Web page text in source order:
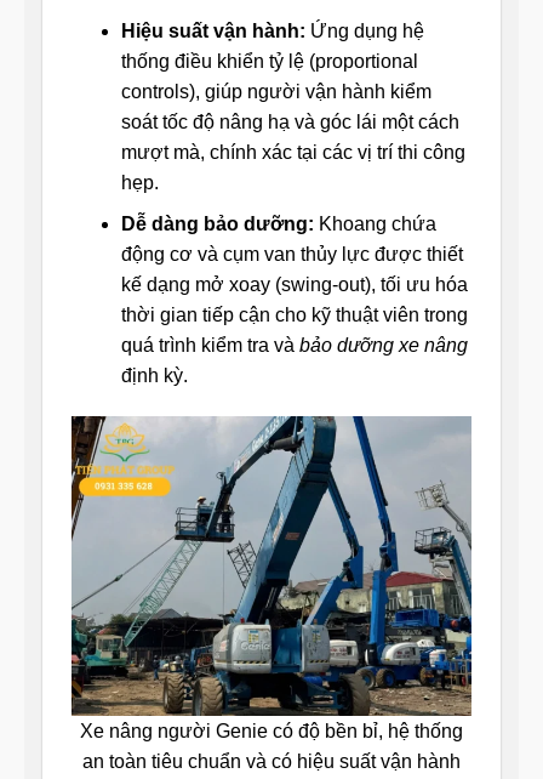
Hiệu suất vận hành: Ứng dụng hệ
thống điều khiển tỷ lệ (proportional
controls), giúp người vận hành kiểm
soát tốc độ nâng hạ và góc lái một cách
mượt mà, chính xác tại các vị trí thi công
hẹp.
Dễ dàng bảo dưỡng: Khoang chứa
động cơ và cụm van thủy lực được thiết
kế dạng mở xoay (swing-out), tối ưu hóa
thời gian tiếp cận cho kỹ thuật viên trong
quá trình kiểm tra và bảo dưỡng xe nâng
định kỳ.
Xe nâng người Genie có độ bền bỉ, hệ thống
an toàn tiêu chuẩn và có hiệu suất vận hành